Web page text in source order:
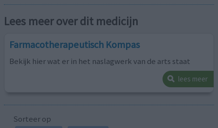
Lees meer over dit medicijn
Farmacotherapeutisch Kompas
Bekijk hier wat er in het naslagwerk van de arts staat
lees meer
Sorteer op